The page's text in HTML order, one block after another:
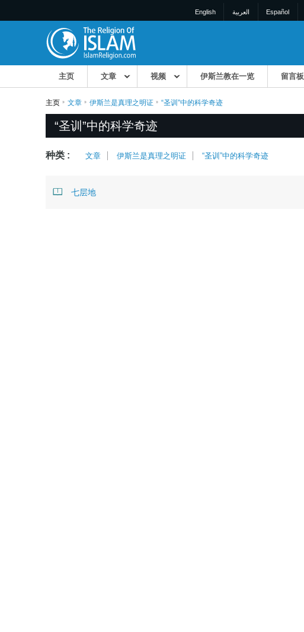
English العربية Español
主页 文章 视频 伊斯兰教在一览 留言板
主页 文章 伊斯兰是真理之明证 “圣训”中的科学奇迹
“圣训”中的科学奇迹
种类 : 文章 伊斯兰是真理之明证 “圣训”中的科学奇迹
七层地